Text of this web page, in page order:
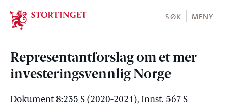
Stortinget.no
SØK MENY
Representantforslag om et mer
investeringsvennlig Norge
Dokument 8:235 S (2020-2021), Innst. 567 S